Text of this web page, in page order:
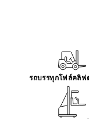
รถบรรทุกโฟล์คลิฟ